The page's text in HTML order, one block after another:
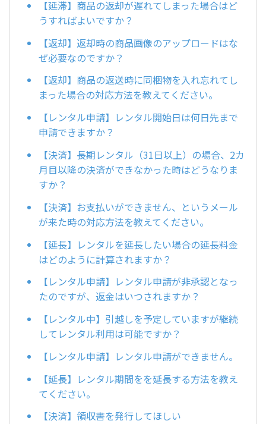
【延滞】商品の返却が遅れてしまった場合はど
うすればよいですか？
【返却】返却時の商品画像のアップロードはな
ぜ必要なのですか？
【返却】商品の返送時に同梱物を入れ忘れてし
まった場合の対応方法を教えてください。
【レンタル申請】レンタル開始日は何日先まで
申請できますか？
【決済】長期レンタル（31日以上）の場合、2カ
月目以降の決済ができなかった時はどうなりま
すか？
【決済】お支払いができません、というメール
が来た時の対応方法を教えてください。
【延長】レンタルを延長したい場合の延長料金
はどのように計算されますか？
【レンタル申請】レンタル申請が非承認となっ
たのですが、返金はいつされますか？
【レンタル中】引越しを予定していますが継続
してレンタル利用は可能ですか？
【レンタル申請】レンタル申請ができません。
【延長】レンタル期間をを延長する方法を教え
てください。
【決済】領収書を発行してほしい